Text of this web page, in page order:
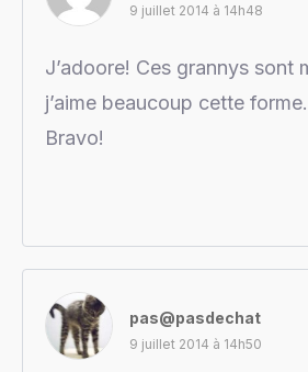
9 juillet 2014 à 14h48
J’adoore! Ces grannys sont
j’aime beaucoup cette forme.
Bravo!
pas@pasdechat
9 juillet 2014 à 14h50